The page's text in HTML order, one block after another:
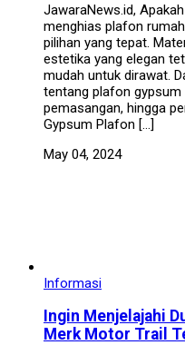
JawaraNews.id,
menghias plafon
pilihan yang tepat.
estetika yang elegan
mudah untuk dirawat.
tentang plafon gypsum
pemasangan, hingga
Gypsum Plafon […]
May 04, 2024
Informasi
Ingin Menjelajahi
Merk Motor Trail